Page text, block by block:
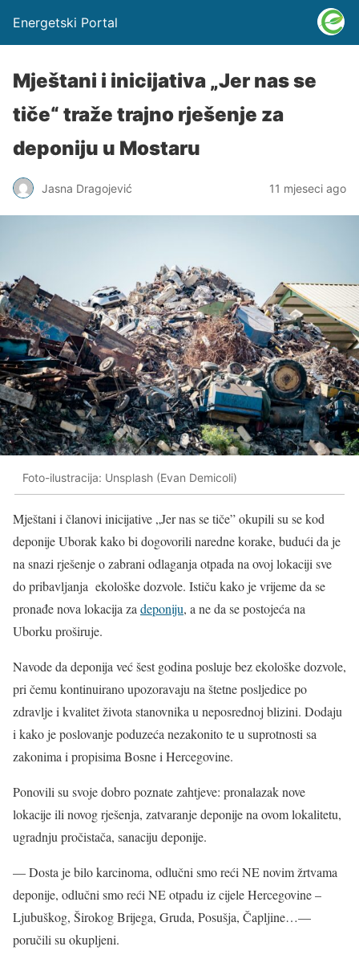
Energetski Portal
Mještani i inicijativa „Jer nas se
tiče“ traže trajno rješenje za
deponiju u Mostaru
Jasna Dragojević 11 mjeseci ago
Foto-ilustracija: Unsplash (Evan Demicoli)
Mještani i članovi inicijative „Jer nas se tiče” okupili su se kod
deponije Uborak kako bi dogovorili naredne korake, budući da je
na snazi rješenje o zabrani odlaganja otpada na ovoj lokaciji sve
do pribavljanja ekološke dozvole. Ističu kako je vrijeme da se
pronađe nova lokacija zadeponiju, a ne da se postojeća na
Uborku proširuje.
Navode da deponija već šest godina posluje bez ekološke dozvole,
pri čemu kontinuirano upozoravaju na štetne posljedice po
zdravlje i kvalitet života stanovnika u neposrednoj blizini. Dodaju
i kako je poslovanje poduzeća nezakonito te u suprotnosti sa
zakonima i propisima Bosne i Hercegovine.
Ponovili su svoje dobro poznate zahtjeve: pronalazak nove
lokacije ili novog rješenja, zatvaranje deponije na ovom lokalitetu,
ugradnju pročistača, sanaciju deponije.
— Dosta je bilo karcinoma, odlučni smo reći NE novim žrtvama
deponije, odlučni smo reći NE otpadu iz cijele Hercegovine –
Ljubuškog, Širokog Brijega, Gruda, Posušja, Čapljine…—
poručili su okupljeni.